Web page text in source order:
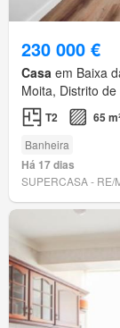
230 000 €
Casa em Baixa
Moita, Distrito de
T2 65
Banheira
Há 17 dias
SUPERCASA - RE/